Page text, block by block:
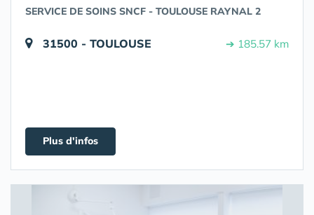
SERVICE DE SOINS SNCF - TOULOUSE RAYNAL 2
31500 - TOULOUSE ➔ 185.57 km
Plus d'infos